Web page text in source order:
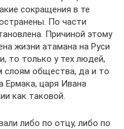
сокращения в те
По части
Причиной этому
жизни атамана на Руси
то только у тех людей,
слоям общества, да и то
Ермака, царя Ивана
как таковой.
либо по отцу, либо по